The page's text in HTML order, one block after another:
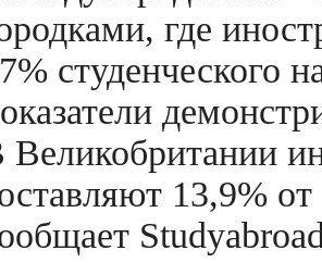
где
студенческого
Великобритании
13,9% от